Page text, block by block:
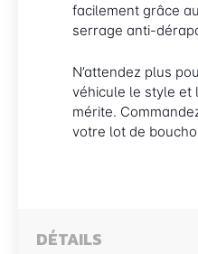
facilement grâce
serrage anti-
N’attendez plus
véhicule le style et
mérite.
votre lot de
DÉTAILS